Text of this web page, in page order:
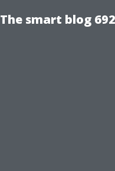
The smart blog